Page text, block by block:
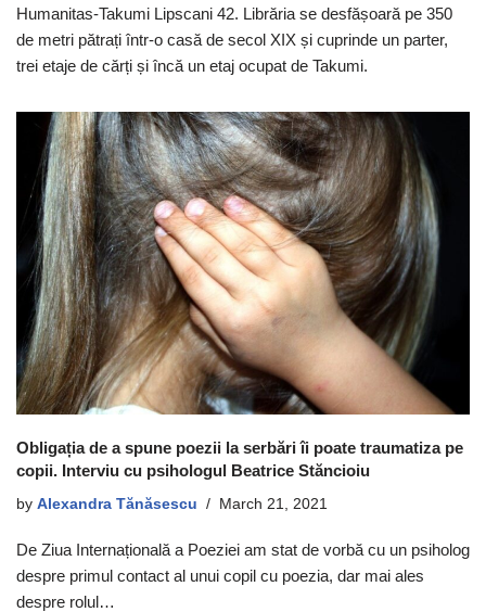
Humanitas-Takumi Lipscani 42. Librăria se desfășoară pe 350
de metri pătrați într-o casă de secol XIX și cuprinde un parter,
trei etaje de cărți și încă un etaj ocupat de Takumi.
Obligația de a spune poezii la serbări îi poate traumatiza pe
copii. Interviu cu psihologul Beatrice Stăncioiu
by Alexandra Tănăsescu March 21, 2021
De Ziua Internațională a Poeziei am stat de vorbă cu un psiholog
despre primul contact al unui copil cu poezia, dar mai ales
despre rolul…